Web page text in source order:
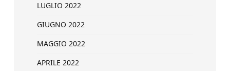
LUGLIO 2022
GIUGNO 2022
MAGGIO 2022
APRILE 2022